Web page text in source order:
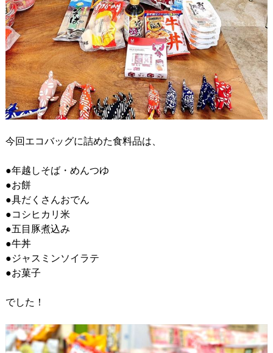
今回エコバッグに詰めた食料品は、
●年越しそば・めんつゆ
●お餅
●具だくさんおでん
●コシヒカリ米
●五目豚煮込み
●牛丼
●ジャスミンソイラテ
●お菓子
でした！